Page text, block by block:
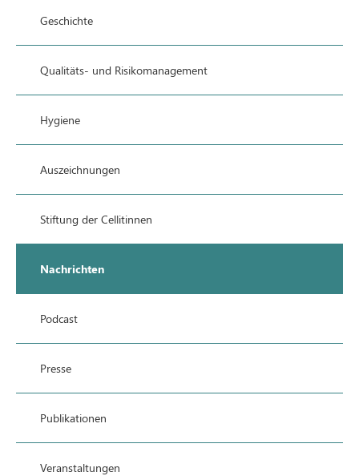
Geschichte
Qualitäts- und Risikomanagement
Hygiene
Auszeichnungen
Stiftung der Cellitinnen
Nachrichten
Podcast
Presse
Publikationen
Veranstaltungen